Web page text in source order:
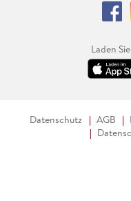
Laden
Datenschutz AGB